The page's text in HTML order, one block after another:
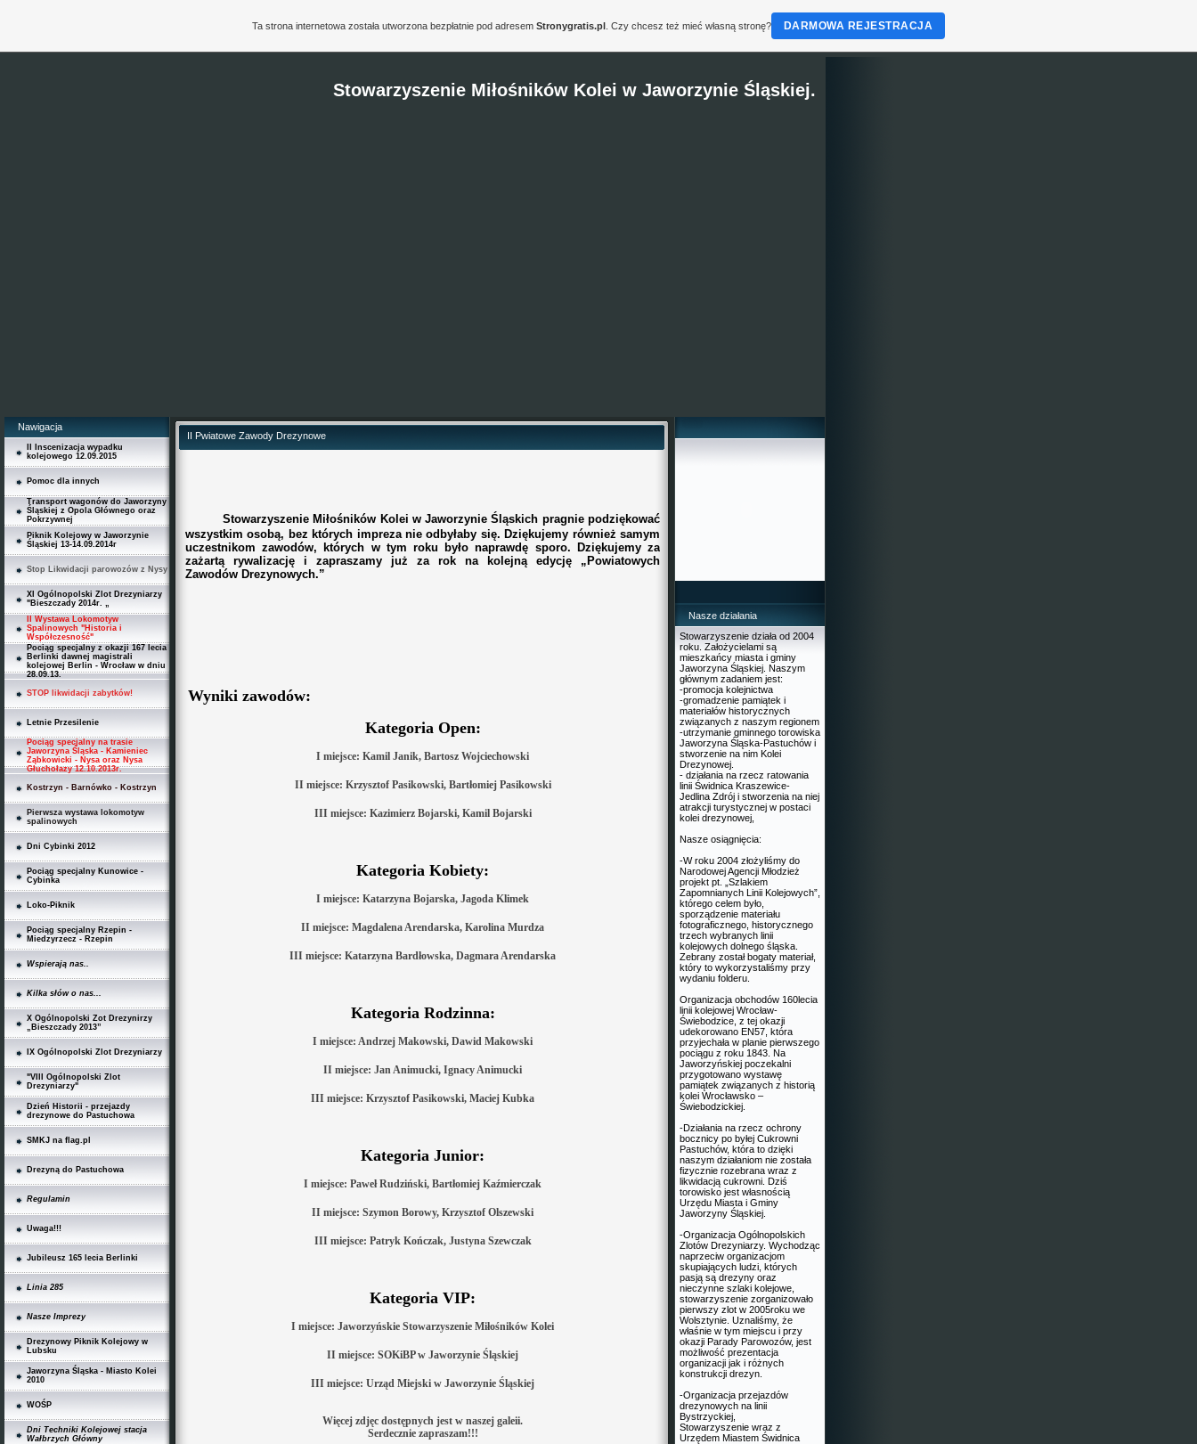
Stowarzyszenie Miłośników Kolei w Jaworzynie Śląskiej.
Nawigacja
II Inscenizacja wypadku
kolejowego 12.09.2015
Pomoc dla innych
Transport wagonów do Jaworzyny
Śląskiej z Opola Głównego oraz
Pokrzywnej
Piknik Kolejowy w Jaworzynie
Śląskiej 13-14.09.2014r
Stop Likwidacji parowozów z Nysy
XI Ogólnopolski Zlot Drezyniarzy
"Bieszczady 2014r. „
II Wystawa Lokomotyw
Spalinowych "Historia i
Współczesność"
Pociąg specjalny z okazji 167 lecia
Berlinki dawnej magistrali
kolejowej Berlin - Wrocław w dniu
28.09.13.
STOP likwidacji zabytków!
Letnie Przesilenie
Pociąg specjalny na trasie
Jaworzyna Śląska - Kamieniec
Ząbkowicki - Nysa oraz Nysa
Głuchołazy 12.10.2013r.
Kostrzyn - Barnówko - Kostrzyn
Pierwsza wystawa lokomotyw
spalinowych
Dni Cybinki 2012
Pociąg specjalny Kunowice -
Cybinka
Loko-Piknik
Pociąg specjalny Rzepin -
Miedzyrzecz - Rzepin
Wspierają nas..
Kilka słów o nas...
X Ogólnopolski Zot Drezynirzy
„Bieszczady 2013”
IX Ogólnopolski Zlot Drezyniarzy
"VIII Ogólnopolski Zlot
Drezyniarzy"
Dzień Historii - przejazdy
drezynowe do Pastuchowa
SMKJ na flag.pl
Drezyną do Pastuchowa
Regulamin
Uwaga!!!
Jubileusz 165 lecia Berlinki
Linia 285
Nasze Imprezy
Drezynowy Piknik Kolejowy w
Lubsku
Jaworzyna Śląska - Miasto Kolei
2010
WOŚP
Dni Techniki Kolejowej stacja
Wałbrzych Główny
II Pwiatowe Zawody Drezynowe
Stowarzyszenie Miłośników Kolei w Jaworzynie Śląskich pragnie podziękować
wszystkim osobą, bez których impreza nie odbyłaby się. Dziękujemy również samym
uczestnikom zawodów, których w tym roku było naprawdę sporo. Dziękujemy za
zażartą rywalizację i zapraszamy już za rok na kolejną edycję „Powiatowych
Zawodów Drezynowych.”
Wyniki zawodów:
Kategoria Open:
I miejsce: Kamil Janik, Bartosz Wojciechowski
II miejsce: Krzysztof Pasikowski, Bartłomiej Pasikowski
III miejsce: Kazimierz Bojarski, Kamil Bojarski
Kategoria Kobiety:
I miejsce: Katarzyna Bojarska, Jagoda Klimek
II miejsce: Magdalena Arendarska, Karolina Murdza
III miejsce: Katarzyna Bardłowska, Dagmara Arendarska
Kategoria Rodzinna:
I miejsce: Andrzej Makowski, Dawid Makowski
II miejsce: Jan Animucki, Ignacy Animucki
III miejsce: Krzysztof Pasikowski, Maciej Kubka
Kategoria Junior:
I miejsce: Paweł Rudziński, Bartłomiej Kaźmierczak
II miejsce: Szymon Borowy, Krzysztof Olszewski
III miejsce: Patryk Kończak, Justyna Szewczak
Kategoria VIP:
I miejsce: Jaworzyńskie Stowarzyszenie Miłośników Kolei
II miejsce: SOKiBP w Jaworzynie Śląskiej
III miejsce: Urząd Miejski w Jaworzynie Śląskiej
Więcej zdjęc dostępnych jest w naszej galeii.
Serdecznie zapraszam!!!
Nasze działania
Stowarzyszenie działa od 2004
roku. Założycielami są
mieszkańcy miasta i gminy
Jaworzyna Śląskiej. Naszym
głównym zadaniem jest:
-promocja kolejnictwa
-gromadzenie pamiątek i
materiałów historycznych
związanych z naszym regionem
-utrzymanie gminnego torowiska
Jaworzyna Śląska-Pastuchów i
stworzenie na nim Kolei
Drezynowej.
- działania na rzecz ratowania
linii Świdnica Kraszewice-
Jedlina Zdrój i stworzenia na niej
atrakcji turystycznej w postaci
kolei drezynowej,
Nasze osiągnięcia:
-W roku 2004 złożyliśmy do
Narodowej Agencji Młodzież
projekt pt. „Szlakiem
Zapomnianych Linii Kolejowych”,
którego celem było,
sporządzenie materiału
fotograficznego, historycznego
trzech wybranych linii
kolejowych dolnego śląska.
Zebrany został bogaty materiał,
który to wykorzystaliśmy przy
wydaniu folderu.
Organizacja obchodów 160lecia
linii kolejowej Wrocław-
Świebodzice, z tej okazji
udekorowano EN57, która
przyjechała w planie pierwszego
pociągu z roku 1843. Na
Jaworzyńskiej poczekalni
przygotowano wystawę
pamiątek związanych z historią
kolei Wrocławsko –
Świebodzickiej.
-Działania na rzecz ochrony
bocznicy po byłej Cukrowni
Pastuchów, która to dzięki
naszym działaniom nie została
fizycznie rozebrana wraz z
likwidacją cukrowni. Dziś
torowisko jest własnością
Urzędu Miasta i Gminy
Jaworzyny Śląskiej.
-Organizacja Ogólnopolskich
Zlotów Drezyniarzy. Wychodząc
naprzeciw organizacjom
skupiających ludzi, których
pasją są drezyny oraz
nieczynne szlaki kolejowe,
stowarzyszenie zorganizowało
pierwszy zlot w 2005roku we
Wolsztynie. Uznaliśmy, że
właśnie w tym miejscu i przy
okazji Parady Parowozów, jest
możliwość prezentacja
organizacji jak i różnych
konstrukcji drezyn.
-Organizacja przejazdów
drezynowych na linii
Bystrzyckiej,
Stowarzyszenie wraz z
Urzędem Miastem Świdnica
Ta strona internetowa została utworzona bezpłatnie pod adresem Stronygratis.pl. Czy chcesz też mieć własną stronę? DARMOWA REJESTRACJA